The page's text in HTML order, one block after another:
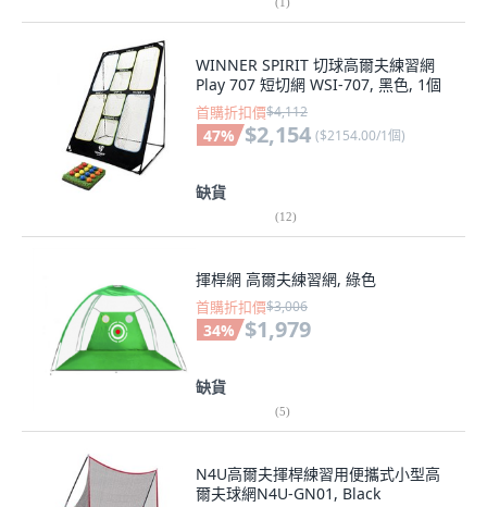
WINNER SPIRIT 切球高爾夫練習網
Play 707 短切網 WSI-707, 黑色, 1個
首購折扣價$4,112
47% $2,154 ($2154.00/1個)
缺貨
(12)
揮桿網 高爾夫練習網, 綠色
首購折扣價$3,006
34% $1,979
缺貨
(5)
N4U高爾夫揮桿練習用便攜式小型高
爾夫球網N4U-GN01, Black